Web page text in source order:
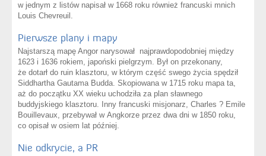
w jednym z listów napisał w 1668 roku również francuski mnich
Louis Chevreuil.
Pierwsze plany i mapy
Najstarszą mapę Angor narysował najprawdopodobniej między
1623 i 1636 rokiem, japoński pielgrzym. Był on przekonany,
że dotarł do ruin klasztoru, w którym część swego życia spędził
Siddhartha Gautama Budda. Skopiowana w 1715 roku mapa ta,
aż do początku XX wieku uchodziła za plan sławnego
buddyjskiego klasztoru. Inny francuski misjonarz, Charles ? Emile
Bouillevaux, przebywał w Angkorze przez dwa dni w 1850 roku,
co opisał w osiem lat później.
Nie odkrycie, a PR